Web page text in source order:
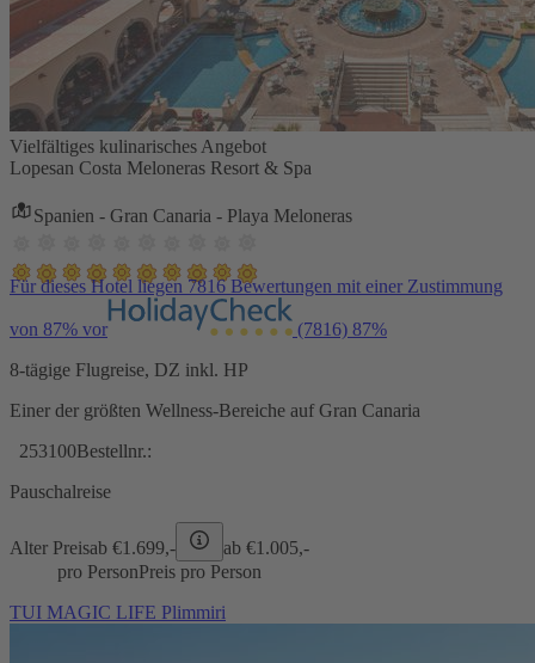
Vielfältiges kulinarisches Angebot
Lopesan Costa Meloneras Resort & Spa
Spanien - Gran Canaria - Playa Meloneras
Für dieses Hotel liegen 7816 Bewertungen mit einer Zustimmung
von 87% vor (7816) 87%
8-tägige Flugreise, DZ inkl. HP
Einer der größten Wellness-Bereiche auf Gran Canaria
253100Bestellnr.:
Pauschalreise
Alter Preisab €1.699,- ab €1.005,-
pro PersonPreis pro Person
TUI MAGIC LIFE Plimmiri